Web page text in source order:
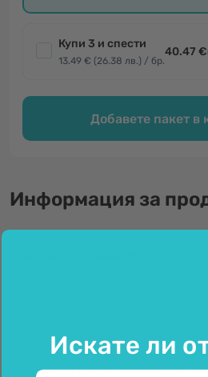
Купи 3 и спести
13.49 € (26.38 лв.) / бр.
40.47 €
Добавете пакет в
Информация за
Чаеното дърво(Melaleuca
Искате ли